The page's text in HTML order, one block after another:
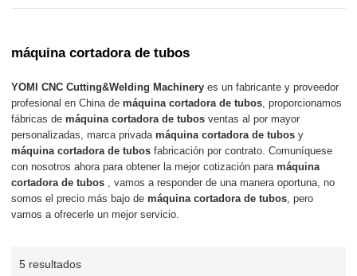
máquina cortadora de tubos
YOMI CNC Cutting&Welding Machinery es un fabricante y proveedor
profesional en China demáquina cortadora de tubos , proporcionamos
fábricas demáquina cortadora de tubos ventas al por mayor
personalizadas, marca privadamáquina cortadora de tubos y
máquina cortadora de tubos fabricación por contrato. Comuníquese
con nosotros ahora para obtener la mejor cotización paramáquina
cortadora de tubos , vamos a responder de una manera oportuna, no
somos el precio más bajo demáquina cortadora de tubos , pero
vamos a ofrecerle un mejor servicio.
5 resultados